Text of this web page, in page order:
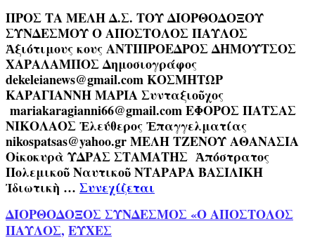
ΠΡΟΣ ΤΑ ΜΕΛΗ Δ.Σ. ΤΟΥ ΔΙΟΡΘΟΔΟΞΟΥ
ΣΥΝΔΕΣΜΟΥ Ο ΑΠΟΣΤΟΛΟΣ ΠΑΥΛΟΣ
Ἀξιότιμους κους ΑΝΤΙΠΡΟΕΔΡΟΣ ΔΗΜΟΥΤΣΟΣ
ΧΑΡΑΛΑΜΠΟΣ Δημοσιογράφος
dekeleianews@gmail.com ΚΟΣΜΗΤΩΡ
ΚΑΡΑΓΙΑΝΝΗ ΜΑΡΙΑ Συνταξιοῦχος
mariakaragianni66@gmail.com ΕΦΟΡΟΣ ΠΑΤΣΑΣ
ΝΙΚΟΛΑΟΣ Ἐλεύθερος Ἐπαγγελματίας
nikospatsas@yahoo.gr ΜΕΛΗ ΤΖΕΝΟΥ ΑΘΑΝΑΣΙΑ
Οἰκοκυρὰ ΥΔΡΑΣ ΣΤΑΜΑΤΗΣ Ἀπόστρατος
Πολεμικοῦ Ναυτικοῦ ΝΤΑΡΑΡΑ ΒΑΣΙΛΙΚΗ
Ἰδιωτικὴ … Συνεχίζεται
ΔΙΟΡΘΟΔΟΞΟΣ ΣΥΝΔΕΣΜΟΣ «Ο ΑΠΟΣΤΟΛΟΣ
ΠΑΥΛΟΣ, ΕΥΧΕΣ